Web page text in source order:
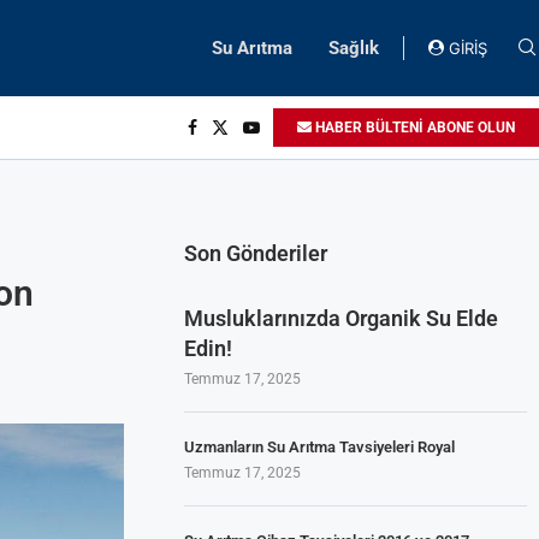
Su Arıtma Sağlık GİRİŞ
HABER BÜLTENİ ABONE OLUN
Son Gönderiler
Musluklarınızda Organik Su Elde
Edin!
Temmuz 17, 2025
Uzmanların Su Arıtma Tavsiyeleri Royal
Temmuz 17, 2025